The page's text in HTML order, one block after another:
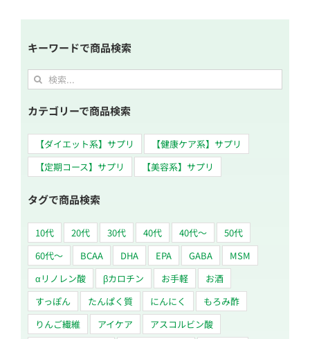
キーワードで商品検索
カテゴリーで商品検索
【ダイエット系】サプリ
【健康ケア系】サプリ
【定期コース】サプリ
【美容系】サプリ
タグで商品検索
10代 20代 30代 40代 40代～
50代
60代〜
BCAA DHA EPA GABA
MSM
αリノレン酸
βカロチン お手軽
お酒
すっぽん
たんぱく質 にんにく
もろみ酢
りんご繊維
アイケア
アスコルビン酸